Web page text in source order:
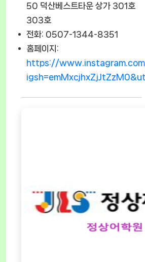
50 덕산베스트타운 상가 301호
303호
전화: 0507-1344-8351
홈페이지:
https://